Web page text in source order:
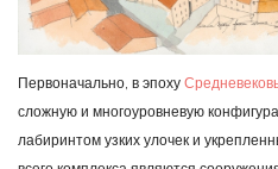
Первоначально, в эпоху
сложную и многоуровневую
лабиринтом узких улочек и